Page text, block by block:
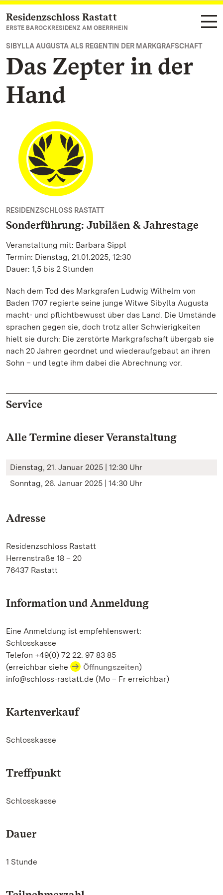
Zum Hauptinhalt springen
Residenzschloss Rastatt
ERSTE BAROCKRESIDENZ AM OBERRHEIN
SIBYLLA AUGUSTA ALS REGENTIN DER MARKGRAFSCHAFT
Das Zepter in der
Hand
RESIDENZSCHLOSS RASTATT
Sonderführung: Jubiläen & Jahrestage
Veranstaltung mit: Barbara Sippl
Termin: Dienstag, 21.01.2025, 12:30
Dauer: 1,5 bis 2 Stunden
Nach dem Tod des Markgrafen Ludwig Wilhelm von
Baden 1707 regierte seine junge Witwe Sibylla Augusta
macht- und pflichtbewusst über das Land. Die Umstände
sprachen gegen sie, doch trotz aller Schwierigkeiten
hielt sie durch: Die zerstörte Markgrafschaft übergab sie
nach 20 Jahren geordnet und wiederaufgebaut an ihren
Sohn – und legte ihm dabei die Abrechnung vor.
Service
Alle Termine dieser Veranstaltung
Dienstag, 21. Januar 2025 | 12:30 Uhr
Sonntag, 26. Januar 2025 | 14:30 Uhr
Adresse
Residenzschloss Rastatt
Herrenstraße 18 – 20
76437 Rastatt
Information und Anmeldung
Eine Anmeldung ist empfehlenswert:
Schlosskasse
Telefon +49(0) 72 22. 97 83 85
(erreichbar siehe
Öffnungszeiten)
info@schloss-rastatt.de (Mo – Fr erreichbar)
Kartenverkauf
Schlosskasse
Treffpunkt
Schlosskasse
Dauer
1 Stunde